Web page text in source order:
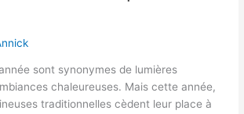
sont synonymes de lumières
chaleureuses. Mais cette année,
traditionnelles cèdent leur place à